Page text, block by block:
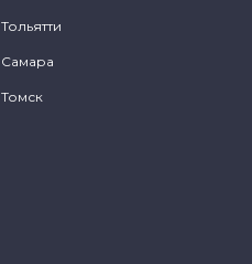
Тольятти
Самара
Томск